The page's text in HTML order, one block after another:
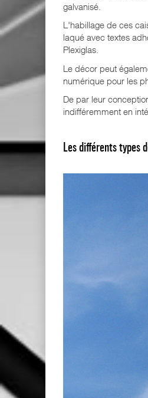
galvanisé.
L'habillage de ces
laqué avec textes
Plexiglas.
Le décor peut
numérique pour les
De par leur
indifféremment en
Les différents types